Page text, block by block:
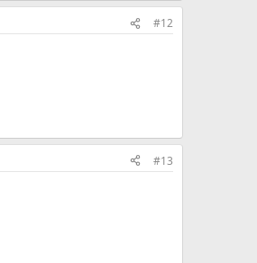
#12
#13